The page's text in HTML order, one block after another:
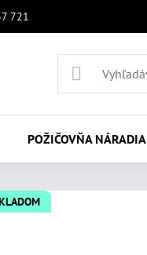
721
POŽIČOVŇA NÁRADIA